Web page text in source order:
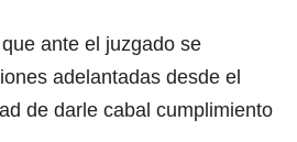
ante el juzgado se
adelantadas desde el
de darle cabal cumplimiento